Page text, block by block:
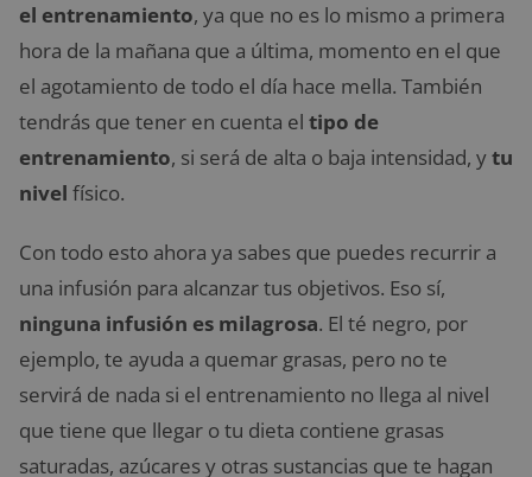
el entrenamiento, ya que no es lo mismo a primera
hora de la mañana que a última, momento en el que
el agotamiento de todo el día hace mella. También
tendrás que tener en cuenta el tipo de
entrenamiento, si será de alta o baja intensidad, ytu
nivel físico.
Con todo esto ahora ya sabes que puedes recurrir a
una infusión para alcanzar tus objetivos. Eso sí,
ninguna infusión es milagrosa. El té negro, por
ejemplo, te ayuda a quemar grasas, pero no te
servirá de nada si el entrenamiento no llega al nivel
que tiene que llegar o tu dieta contiene grasas
saturadas, azúcares y otras sustancias que te hagan